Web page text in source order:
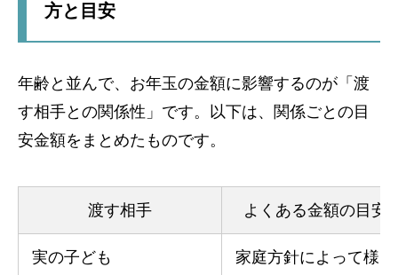
方と目安
年齢と並んで、お年玉の金額に影響するのが「渡
す相手との関係性」です。以下は、関係ごとの目
安金額をまとめたものです。
渡す相手 よくある金額の目安
実の子ども 家庭方針によって様々